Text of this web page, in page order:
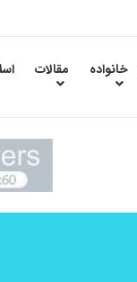
خانواده مقالات